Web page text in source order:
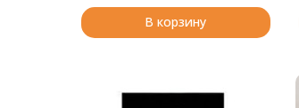
В корзину